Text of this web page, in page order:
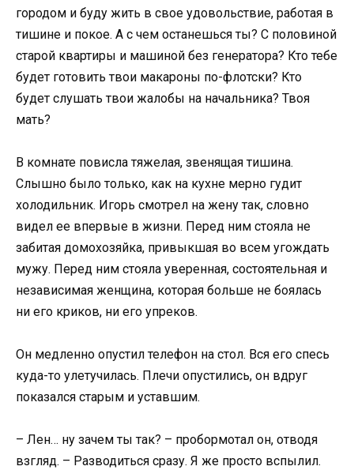
городом и буду жить в свое удовольствие, работая в
тишине и покое. А с чем останешься ты? С половиной
старой квартиры и машиной без генератора? Кто тебе
будет готовить твои макароны по-флотски? Кто
будет слушать твои жалобы на начальника? Твоя
мать?
В комнате повисла тяжелая, звенящая тишина.
Слышно было только, как на кухне мерно гудит
холодильник. Игорь смотрел на жену так, словно
видел ее впервые в жизни. Перед ним стояла не
забитая домохозяйка, привыкшая во всем угождать
мужу. Перед ним стояла уверенная, состоятельная и
независимая женщина, которая больше не боялась
ни его криков, ни его упреков.
Он медленно опустил телефон на стол. Вся его спесь
куда-то улетучилась. Плечи опустились, он вдруг
показался старым и уставшим.
– Лен… ну зачем ты так? – пробормотал он, отводя
взгляд. – Разводиться сразу. Я же просто вспылил.